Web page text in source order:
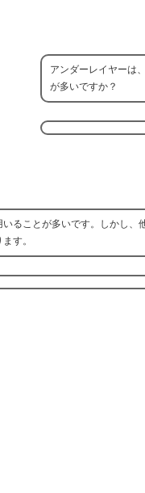
アンダーレイヤーは
が多いですか？
ることが多いです。しかし
す。